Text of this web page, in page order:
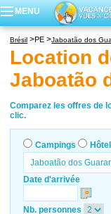
MENU
Brésil PE Jaboatão dos
Location
Jaboatão
Comparez les offres de
clic.
Campings
Date d'arrivée
Nb. personnes